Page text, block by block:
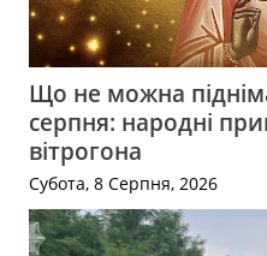
Що не можна
серпня: народні
вітрогона
Субота, 8 Серпня, 2026